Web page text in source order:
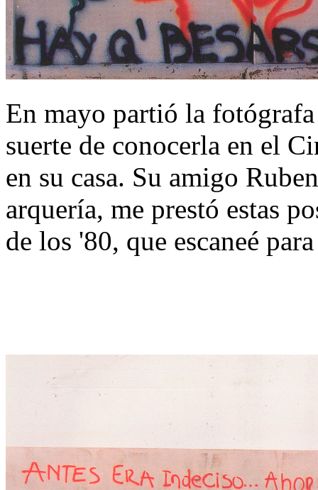
En mayo partió la
suerte de conocerla en el
en su casa. Su amigo
arquería, me prestó estas
de los '80, que escaneé